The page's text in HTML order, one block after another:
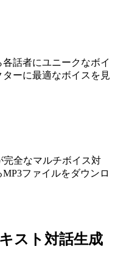
話者にユニークなボイ
ーに最適なボイスを見
全なマルチボイス対
ファイルをダウンロ
スト対話生成